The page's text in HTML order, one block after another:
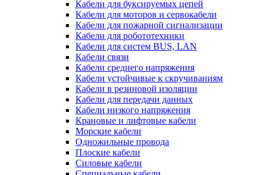
Кабели для буксируемых цепей
Кабели для моторов и сервокабели
Кабели для пожарной сигнализации
Кабели для робототехники
Кабели для систем BUS, LAN
Кабели связи
Кабели среднего напряжения
Кабели устойчивые к скручиваниям
Кабели в резиновой изоляции
Кабели для передачи данных
Кабели низкого напряжения
Крановые и лифтовые кабели
Морские кабели
Одножильные провода
Плоские кабели
Силовые кабели